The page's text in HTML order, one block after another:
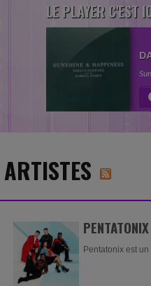
LE PLAYER C'EST
ARTISTES
PENTATONIX
Pentatonix est